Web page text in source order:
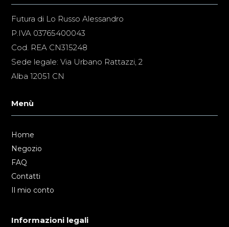
Futura di Lo Russo Alessandro
P.IVA 03765400043
Cod. REA CN315248
Sede legale: Via Urbano Rattazzi, 2
Alba 12051 CN
Menù
Home
Negozio
FAQ
Contatti
Il mio conto
Informazioni legali